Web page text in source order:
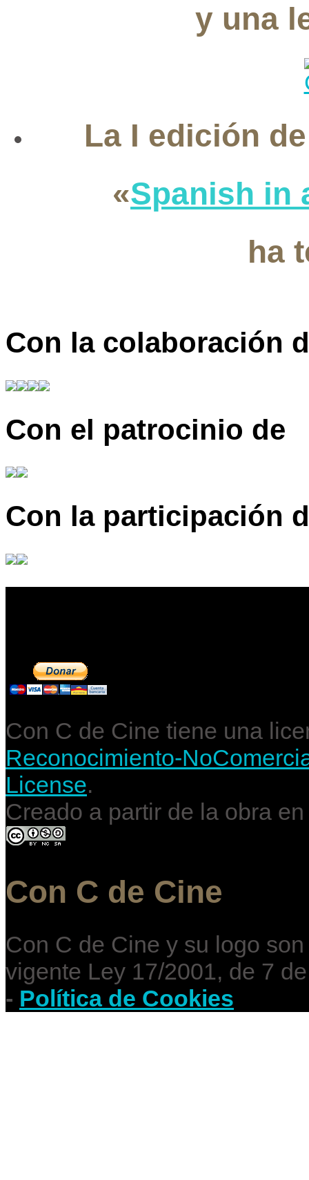
y una
La I edición
«Spanish in
ha
Con la colaboración
Con el patrocinio de
Con la participación
Con C de Cine tiene una
Reconocimiento-
License.
Creado a partir de la obra
Con C de Cine
Con C de Cine y su logo
vigente Ley 17/2001, de 7
- Política de Cookies